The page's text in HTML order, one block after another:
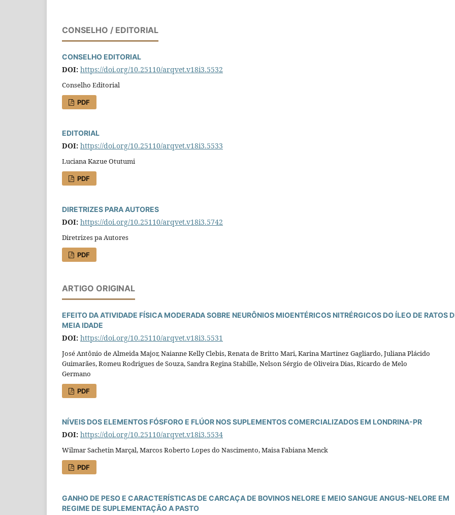
CONSELHO / EDITORIAL
CONSELHO EDITORIAL
DOI: https://doi.org/10.25110/arqvet.v18i3.5532
Conselho Editorial
PDF
EDITORIAL
DOI: https://doi.org/10.25110/arqvet.v18i3.5533
Luciana Kazue Otutumi
PDF
DIRETRIZES PARA AUTORES
DOI: https://doi.org/10.25110/arqvet.v18i3.5742
Diretrizes pa Autores
PDF
ARTIGO ORIGINAL
EFEITO DA ATIVIDADE FÍSICA MODERADA SOBRE NEURÔNIOS MIOENTÉRICOS NITRÉRGICOS DO ÍLEO DE RATOS
MEIA IDADE
DOI: https://doi.org/10.25110/arqvet.v18i3.5531
José Antônio de Almeida Major, Naianne Kelly Clebis, Renata de Britto Mari, Karina Martinez Gagliardo, Juliana Plácido
Guimarães, Romeu Rodrigues de Souza, Sandra Regina Stabille, Nelson Sérgio de Oliveira Dias, Ricardo de Melo
Germano
PDF
NÍVEIS DOS ELEMENTOS FÓSFORO E FLÚOR NOS SUPLEMENTOS COMERCIALIZADOS EM LONDRINA-PR
DOI: https://doi.org/10.25110/arqvet.v18i3.5534
Wilmar Sachetin Marçal, Marcos Roberto Lopes do Nascimento, Maisa Fabiana Menck
PDF
GANHO DE PESO E CARACTERÍSTICAS DE CARCAÇA DE BOVINOS NELORE E MEIO SANGUE ANGUS-NELORE EM
REGIME DE SUPLEMENTAÇÃO A PASTO